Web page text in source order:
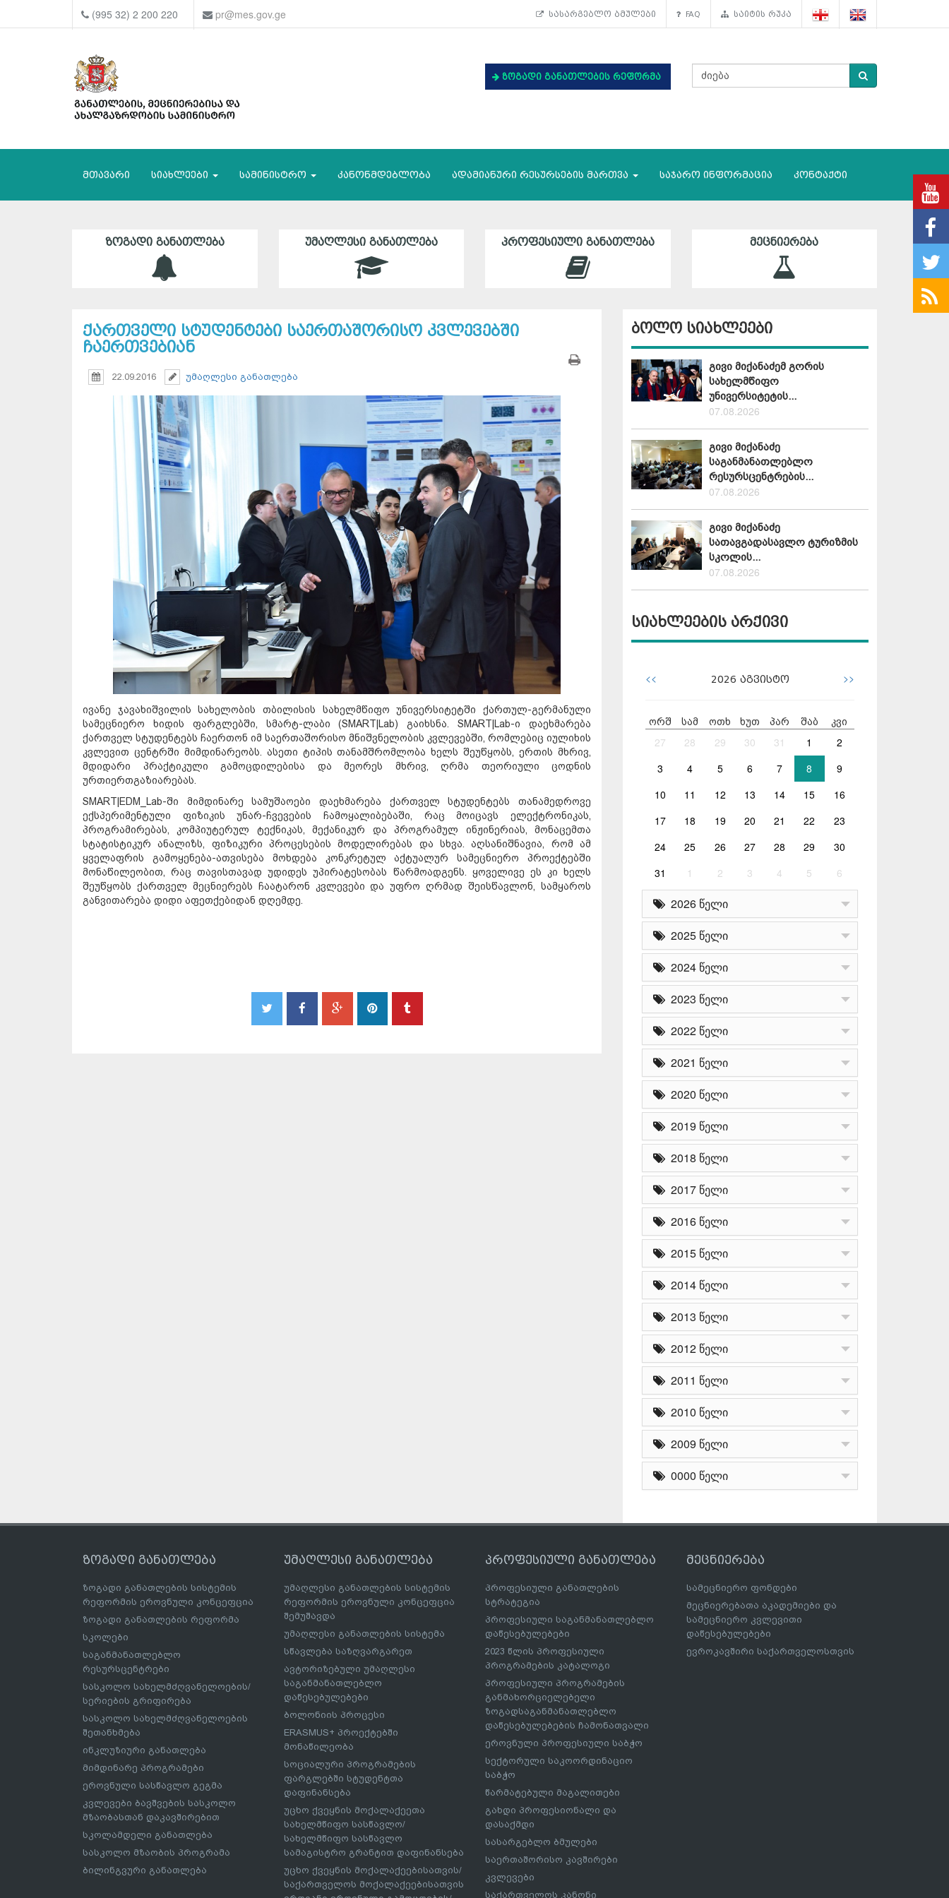
(995 32) 2 200 220 pr@mes.gov.ge სასარგებლო ბმულები FAQ საიტის რუკა
ზოგადი განათლების რეფორმა
მთავარი სიახლეები სამინისტრო კანონმდებლობა ადამიანური რესურსების მართვა საჯარო ინფორმაცია კონტაქტი
ᲖᲝᲒᲐᲓᲘ ᲒᲐᲜᲐᲗᲚᲔᲑᲐ ᲣᲛᲐᲦᲚᲔᲡᲘ ᲒᲐᲜᲐᲗᲚᲔᲑᲐ ᲞᲠᲝᲤᲔᲡᲘᲣᲚᲘ ᲒᲐᲜᲐᲗᲚᲔᲑᲐ ᲛᲔᲪᲜᲘᲔᲠᲔᲑᲐ
ქართველი სტუდენტები საერთაშორისო კვლევებში
ჩაერთვებიან
22.09.2016 უმაღლესი განათლება
ივანე ჯავახიშვილის სახელობის თბილისის სახელმწიფო უნივერსიტეტში ქართულ-გერმანული
სამეცნიერო ხიდის ფარგლებში, სმარტ-ლაბი (SMART|Lab) გაიხსნა. SMART|Lab-ი დაეხმარება
ქართველ სტუდენტებს ჩაერთონ იმ საერთაშორისო მნიშვნელობის კვლევებში, რომლებიც იულიხის
კვლევით ცენტრში მიმდინარეობს. ასეთი ტიპის თანამშრომლობა ხელს შეუწყობს, ერთის მხრივ,
მდიდარი პრაქტიკული გამოცდილებისა და მეორეს მხრივ, ღრმა თეორიული ცოდნის
ურთიერთგაზიარებას.
SMART|EDM_Lab-ში მიმდინარე სამუშაოები დაეხმარება ქართველ სტუდენტებს თანამედროვე
ექსპერიმენტული ფიზიკის უნარ-ჩვევების ჩამოყალიბებაში, რაც მოიცავს ელექტრონიკას,
პროგრამირებას, კომპიუტერულ ტექნიკას, მექანიკურ და პროგრამულ ინჟინერიას, მონაცემთა
სტატისტიკურ ანალიზს, ფიზიკური პროცესების მოდელირებას და სხვა. აღსანიშნავია, რომ ამ
ყველაფრის გამოყენება-ათვისება მოხდება კონკრეტულ აქტუალურ სამეცნიერო პროექტებში
მონაწილეობით, რაც თავისთავად უდიდეს უპირატესობას წარმოადგენს. ყოველივე ეს კი ხელს
შეუწყობს ქართველ მეცნიერებს ჩაატარონ კვლევები და უფრო ღრმად შეისწავლონ, სამყაროს
განვითარება დიდი აფეთქებიდან დღემდე.
ბოლო სიახლეები
გივი მიქანაძემ გორის
სახელმწიფო
უნივერსიტეტის...
07.08.2026
გივი მიქანაძე
საგანმანათლებლო
რესურსცენტრების...
07.08.2026
გივი მიქანაძე
სათავგადასავლო ტურიზმის
სკოლის...
07.08.2026
სიახლეების არქივი
<< 2026 აგვისტო >>
ორშ სამ ოთხ ხუთ პარ შაბ კვი
27 28 29 30 31 1
2
3
4 5 6 7 8
9
10
11 12 13 14 15
16
17
18 19 20 21 22
23
24
25 26 27 28 29
30
31
1 2 3 4 5 6
2026 წელი
2025 წელი
2024 წელი
2023 წელი
2022 წელი
2021 წელი
2020 წელი
2019 წელი
2018 წელი
2017 წელი
2016 წელი
2015 წელი
2014 წელი
2013 წელი
2012 წელი
2011 წელი
2010 წელი
2009 წელი
0000 წელი
ზოგადი განათლება
ზოგადი განათლების სისტემის
რეფორმის ეროვნული კონცეფცია
ზოგადი განათლების რეფორმა
სკოლები
საგანმანათლებლო
რესურსცენტრები
სასკოლო სახელმძღვანელოების/
სერიების გრიფირება
სასკოლო სახელმძღვანელოების
შეთანხმება
ინკლუზიური განათლება
მიმდინარე პროგრამები
ეროვნული სასწავლო გეგმა
კვლევები ბავშვების სასკოლო
მზაობასთან დაკავშირებით
სკოლამდელი განათლება
სასკოლო მზაობის პროგრამა
ბილინგვური განათლება
უმაღლესი განათლება
უმაღლესი განათლების სისტემის
რეფორმის ეროვნული კონცეფცია
შემუშავდა
უმაღლესი განათლების სისტემა
სწავლება საზღვარგარეთ
ავტორიზებული უმაღლესი
საგანმანათლებლო
დაწესებულებები
ბოლონიის პროცესი
ERASMUS+ პროექტებში
მონაწილეობა
სოციალური პროგრამების
ფარგლებში სტუდენტთა
დაფინანსება
უცხო ქვეყნის მოქალაქეეთა
სახელმწიფო სასწავლო/
სახელმწიფო სასწავლო
სამაგისტრო გრანტით დაფინანსება
უცხო ქვეყნის მოქალაქეებისათვის/
საქართველოს მოქალაქეებისათვის
პროფესიული განათლება
პროფესიული განათლების
სტრატეგია
პროფესიული საგანმანათლებლო
დაწესებულებები
2023 წლის პროფესიული
პროგრამების კატალოგი
პროფესიული პროგრამების
განმახორციელებელი
ზოგადსაგანმანათლებლო
დაწესებულებების ჩამონათვალი
ეროვნული პროფესიული საბჭო
სექტორული საკოორდინაციო
საბჭო
წარმატებული მაგალითები
გახდი პროფესიონალი და
დასაქმდი
სასარგებლო ბმულები
საერთაშორისო კავშირები
კვლევები
საქართველოს კანონი
მეცნიერება
სამეცნიერო ფონდები
მეცნიერებათა აკადემიები და
სამეცნიერო კვლევითი
დაწესებულებები
ევროკავშირი საქართველოსთვის